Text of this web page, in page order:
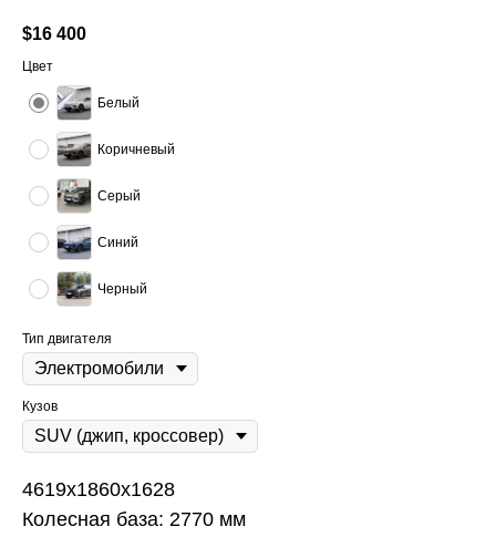
$16 400
Цвет
Белый
Коричневый
Серый
Синий
Черный
Тип двигателя
Кузов
4619x1860x1628
Колесная база: 2770 мм